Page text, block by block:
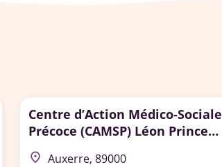
Centre d’Action Médico-Sociale
Précoce (CAMSP) Léon Prince
Auxerre
place Auxerre, 89000